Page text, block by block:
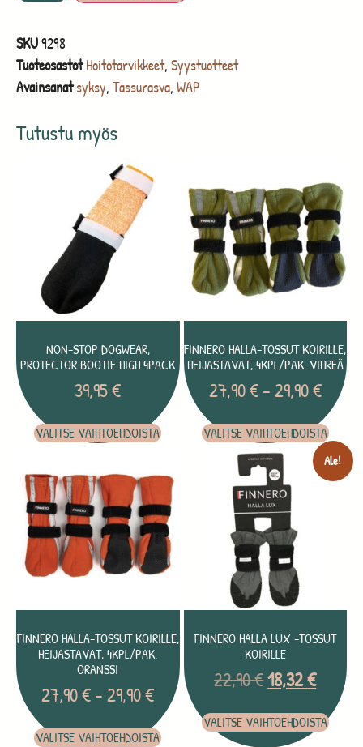
Tutustu myös
NON-STOP DOGWEAR,
PROTECTOR BOOTIE HIGH 4PACK
39,95€
VALITSE VAIHTOEHDOISTA
FINNERO HALLA-TOSSUT KOIRILLE,
HEIJASTAVAT, 4KPL/PAK. VIHREÄ
27,90€ –29,90€
VALITSE VAIHTOEHDOISTA
FINNERO HALLA-TOSSUT KOIRILLE,
HEIJASTAVAT, 4KPL/PAK.
ORANSSI
27,90€– 29,90€
VALITSE VAIHTOEHDOISTA
Ale!
FINNERO HALLA LUX -TOSSUT
KOIRILLE
22,90€18,32€
VALITSE VAIHTOEHDOISTA
SKU9298
Tuoteosastot Hoitotarvikkeet, Syystuotteet
Avainsanat syksy, Tassurasva, WAP